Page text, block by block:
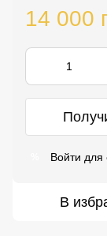
14 000
Войти для
В